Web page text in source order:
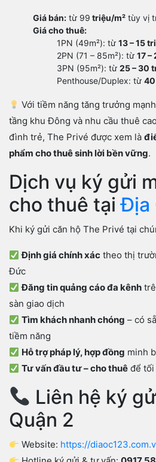
Giá bán: từ 99 triệu/m² tùy vị
Giá cho thuê:
1PN (49m²): từ 13 – 15
2PN (71 – 85m²): từ 17
3PN (95m²): từ 25 – 30
Penthouse/Duplex: từ
Với tiềm năng tăng trưởng
tầng khu Đông và nhu cầu thuê
đình trẻ, The Privé được xem là
phẩm cho thuê sinh lời bền vững.
Dịch vụ ký gửi
cho thuê tạiĐịa
Khi ký gửi căn hộ The Privé tại
Định giá chính xác theo thị
Đức
Đăng tin quảng cáo đa kênh
sàn giao dịch
Tìm khách nhanh chóng – có
tiềm năng
Hỗ trợ pháp lý, hợp đồng minh
Tư vấn đầu tư – cho thuê để tối
Liên hệ ký
Quận 2
Website: https://